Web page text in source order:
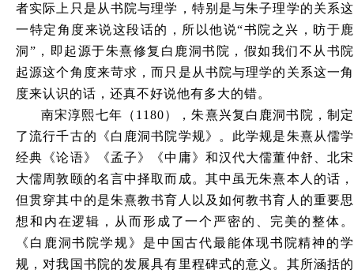
者实际上只是从书院与理学，特别是与朱子理学的关系这
一特定角度来说这段话的，所以他说“书院之兴，昉于鹿
洞”，即起源于朱熹修复白鹿洞书院，假如我们不从书院
起源这个角度来苛求，而只是从书院与理学的关系这一角
度来认识的话，还真不好说他有多大的错。
南宋淳熙七年（ 1180），朱熹兴复白鹿洞书院，制定
了流行千古的《白鹿洞书院学规》。此学规是朱熹从儒学
经典《论语》《孟子》《中庸》和汉代大儒董仲舒、北宋
大儒周敦颐的名言中择取而成。其中虽无朱熹本人的话，
但贯穿其中的是朱熹教书育人以及如何教书育人的重要思
想和内在逻辑，从而形成了一个严密的、完美的整体。
《白鹿洞书院学规》是中国古代最能体现书院精神的学
规，对我国书院的发展具有里程碑式的意义。其所涵括的